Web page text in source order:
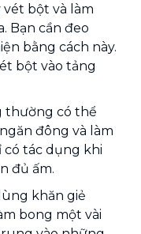
vét bột và làm
Bạn cần đeo
bằng cách này.
bột vào tảng
thường có thể
đông và làm
có tác dụng khi
đủ ấm.
khăn giẻ
bong một vài